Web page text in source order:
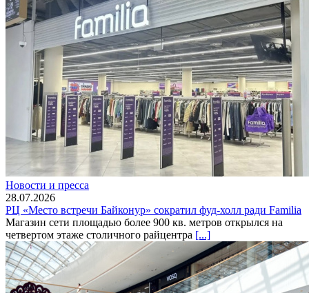
Новости и пресса
28.07.2026
РЦ «Место встречи Байконур» сократил фуд-холл ради Familia
Магазин сети площадью более 900 кв. метров открылся на
четвертом этаже столичного райцентра [...]